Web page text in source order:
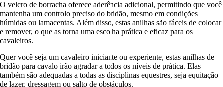
O velcro de borracha oferece aderência adicional, permitindo que você
mantenha um controlo preciso do bridão, mesmo em condições
húmidas ou lamacentas. Além disso, estas anilhas são fáceis de colocar
e remover, o que as torna uma escolha prática e eficaz para os
cavaleiros.
Quer você seja um cavaleiro iniciante ou experiente, estas anilhas de
bridão para cavalo irão agradar a todos os níveis de prática. Elas
também são adequadas a todas as disciplinas equestres, seja equitação
de lazer, dressagem ou salto de obstáculos.